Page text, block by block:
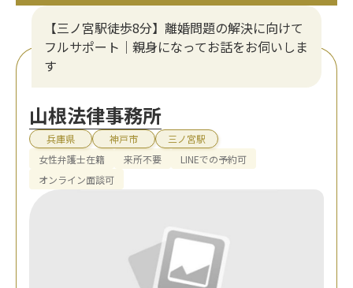
【三ノ宮駅徒歩8分】離婚問題の解決に向けて
フルサポート｜親身になってお話をお伺いしま
す
山根法律事務所
兵庫県 神戸市
三ノ宮駅
女性弁護士在籍
来所不要
LINEでの予約可
オンライン面談可